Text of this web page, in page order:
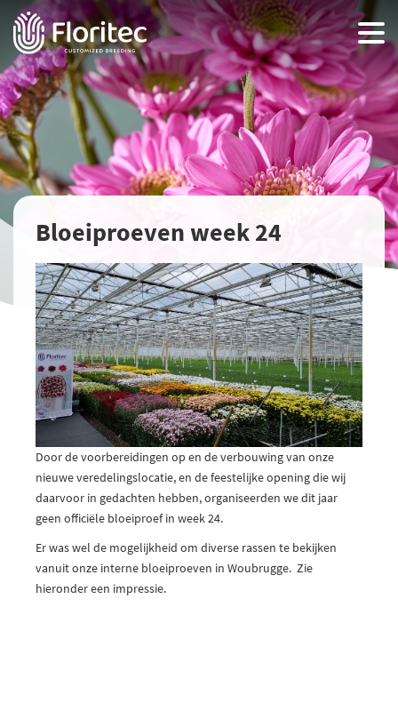
Bloeiproeven week 24
Door de voorbereidingen op en de verbouwing van onze
nieuwe veredelingslocatie, en de feestelijke opening die wij
daarvoor in gedachten hebben, organiseerden we dit jaar
geen officiële bloeiproef in week 24.
Er was wel de mogelijkheid om diverse rassen te bekijken
vanuit onze interne bloeiproeven in Woubrugge. Zie
hieronder een impressie.